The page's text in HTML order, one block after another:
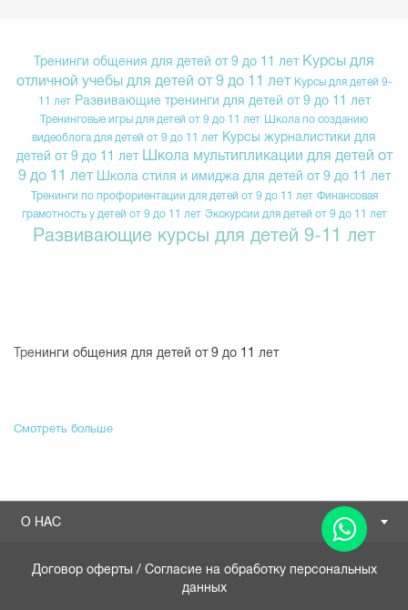
Тренинги общения для детей от 9 до 11 лет Курсы для
отличной учебы для детей от 9 до 11 лет Курсы для детей 9-
11 лет Развивающие тренинги для детей от 9 до 11 лет
Тренинговые игры для детей от 9 до 11 лет Школа по созданию
видеоблога для детей от 9 до 11 лет Курсы журналистики для
детей от 9 до 11 лет Школа мультипликации для детей от
9 до 11 лет Школа стиля и имиджа для детей от 9 до 11 лет
Тренинги по профориентации для детей от 9 до 11 лет Финансовая
грамотность у детей от 9 до 11 лет Экскурсии для детей от 9 до 11 лет
Развивающие курсы для детей 9-11 лет
Тренинги общения для детей от 9 до 11 лет
Смотреть больше
О НАС
Договор оферты / Согласие на обработку персональных
данных